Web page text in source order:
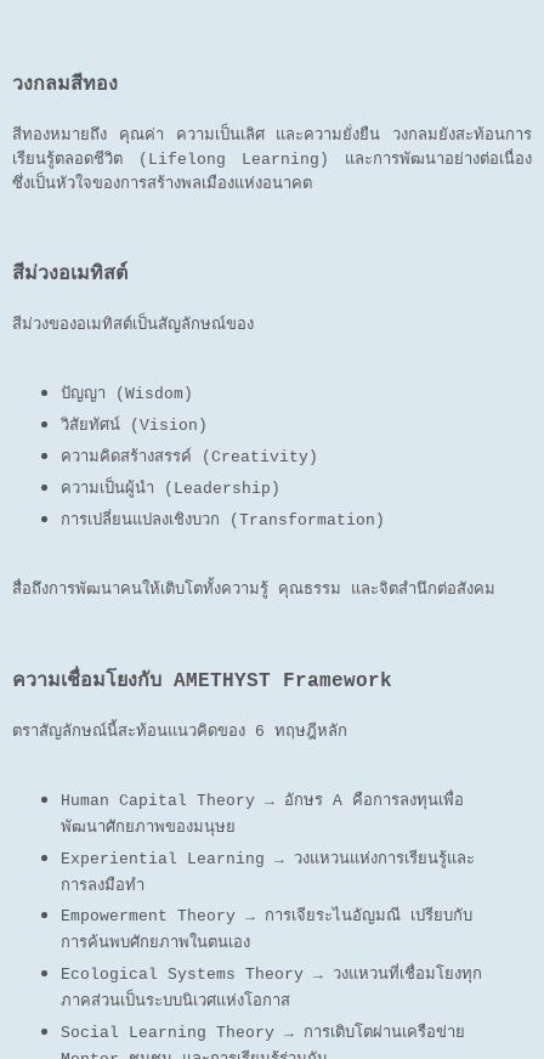
วงกลมสีทอง
สีทองหมายถึง คุณค่า ความเป็นเลิศ และความยั่งยืน วงกลมยังสะท้อนการ
เรียนรู้ตลอดชีวิต (Lifelong Learning) และการพัฒนาอย่างต่อเนื่อง
ซึ่งเป็นหัวใจของการสร้างพลเมืองแห่งอนาคต
สีม่วงอเมทิสต์
สีม่วงของอเมทิสต์เป็นสัญลักษณ์ของ
ปัญญา (Wisdom)
วิสัยทัศน์ (Vision)
ความคิดสร้างสรรค์ (Creativity)
ความเป็นผู้นำ (Leadership)
การเปลี่ยนแปลงเชิงบวก (Transformation)
สื่อถึงการพัฒนาคนให้เติบโตทั้งความรู้ คุณธรรม และจิตสำนึกต่อสังคม
ความเชื่อมโยงกับ AMETHYST Framework
ตราสัญลักษณ์นี้สะท้อนแนวคิดของ 6 ทฤษฎีหลัก
Human Capital Theory → อักษร A คือการลงทุนเพื่อ
พัฒนาศักยภาพของมนุษย
Experiential Learning → วงแหวนแห่งการเรียนรู้และ
การลงมือทำ
Empowerment Theory → การเจียระไนอัญมณี เปรียบกับ
การค้นพบศักยภาพในตนเอง
Ecological Systems Theory → วงแหวนที่เชื่อมโยงทุก
ภาคส่วนเป็นระบบนิเวศแห่งโอกาส
Social Learning Theory → การเติบโตผ่านเครือข่าย